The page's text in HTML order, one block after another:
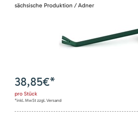
sächsische Produktion / Adner
38,85€*
pro Stück
*inkl. MwSt zzgl. Versand